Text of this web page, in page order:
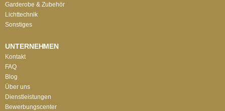
Garderobe & Zubehör
Lichttechnik
Sonstiges
UNTERNEHMEN
Kontakt
FAQ
Blog
Über uns
Dienstleistungen
Bewerbungscenter